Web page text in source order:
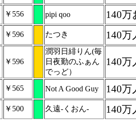
￥556 pipi qoo 140
￥596 たつき 140
￥596
潤羽日緋りん(毎
日夜勤のふぁん
でっど）
140
￥565 Not A Good Guy 140
￥500 久遠-くおん- 140